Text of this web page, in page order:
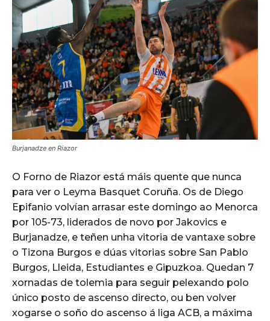
Burjanadze en Riazor
O Forno de Riazor está máis quente que nunca
para ver o Leyma Basquet Coruña. Os de Diego
Epifanio volvían arrasar este domingo ao Menorca
por 105-73, liderados de novo por Jakovics e
Burjanadze, e teñen unha vitoria de vantaxe sobre
o Tizona Burgos e dúas vitorias sobre San Pablo
Burgos, Lleida, Estudiantes e Gipuzkoa. Quedan 7
xornadas de tolemia para seguir pelexando polo
único posto de ascenso directo, ou ben volver
xogarse o soño do ascenso á liga ACB, a máxima